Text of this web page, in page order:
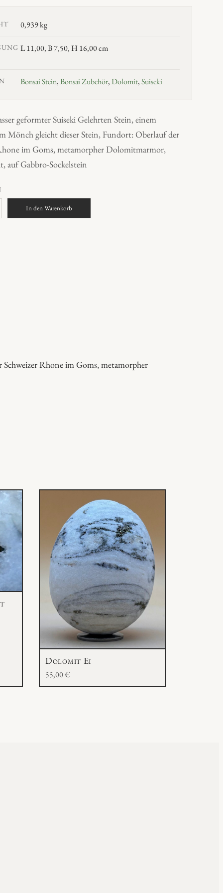
0,939 kg
L 11,00, B 7,50, H 16,00 cm
Bonsai Stein,Bonsai Zubehör,Dolomit,Suiseki
geformter Suiseki Gelehrten Stein, einem
Mönch gleicht dieser Stein, Fundort: Oberlauf der
im Goms, metamorpher Dolomitmarmor,
auf Gabbro-Sockelstein
In den Warenkorb
Rhone im Goms, metamorpher
Dolomit Ei
55,00€